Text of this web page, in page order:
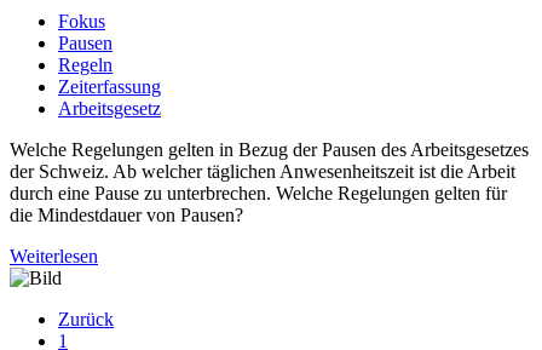
Fokus
Pausen
Regeln
Zeiterfassung
Arbeitsgesetz
Welche Regelungen gelten in Bezug der Pausen des Arbeitsgesetzes
der Schweiz. Ab welcher täglichen Anwesenheitszeit ist die Arbeit
durch eine Pause zu unterbrechen. Welche Regelungen gelten für
die Mindestdauer von Pausen?
Weiterlesen
Zurück
1